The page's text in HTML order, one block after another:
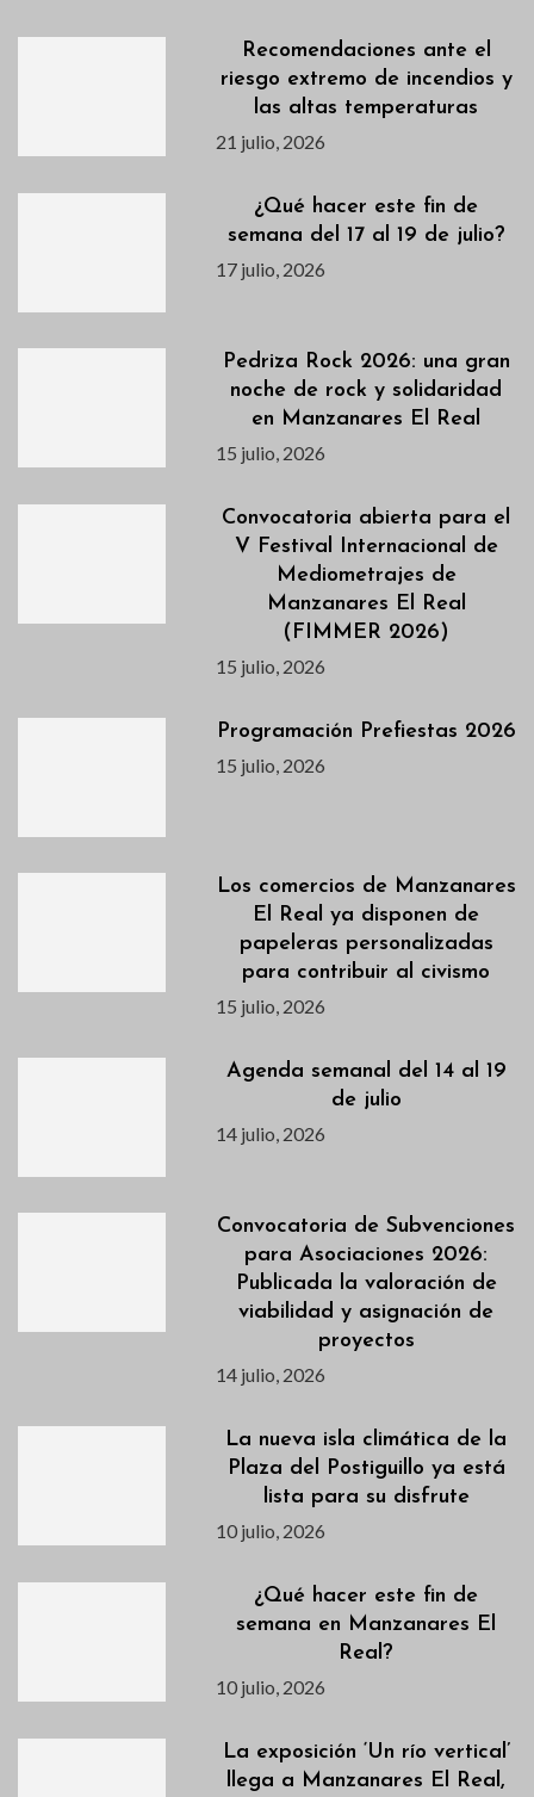
Recomendaciones ante el
riesgo extremo de incendios y
las altas temperaturas
21 julio, 2026
¿Qué hacer este fin de
semana del 17 al 19 de julio?
17 julio, 2026
Pedriza Rock 2026: una gran
noche de rock y solidaridad
en Manzanares El Real
15 julio, 2026
Convocatoria abierta para el
V Festival Internacional de
Mediometrajes de
Manzanares El Real
(FIMMER 2026)
15 julio, 2026
Programación Prefiestas 2026
15 julio, 2026
Los comercios de Manzanares
El Real ya disponen de
papeleras personalizadas
para contribuir al civismo
15 julio, 2026
Agenda semanal del 14 al 19
de julio
14 julio, 2026
Convocatoria de Subvenciones
para Asociaciones 2026:
Publicada la valoración de
viabilidad y asignación de
proyectos
14 julio, 2026
La nueva isla climática de la
Plaza del Postiguillo ya está
lista para su disfrute
10 julio, 2026
¿Qué hacer este fin de
semana en Manzanares El
Real?
10 julio, 2026
La exposición ‘Un río vertical’
llega a Manzanares El Real,